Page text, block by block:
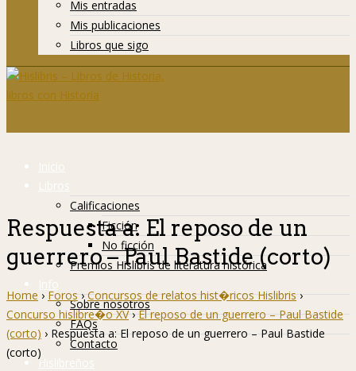
Mis entradas
Mis publicaciones
Libros que sigo
Inicio
Libros
Calificaciones
Ficción
No ficción
Premios Hislibris de literatura histórica
Info
Sobre nosotros
FAQs
Contacto
Hislibreños
Respuesta a: El reposo de un
guerrero – Paul Bastide (corto)
Home › Foros › Concursos de relatos hist�ricos Hislibris ›
Concurso hislibre�o XV › El reposo de un guerrero – Paul Bastide
(corto) › Respuesta a: El reposo de un guerrero – Paul Bastide
(corto)